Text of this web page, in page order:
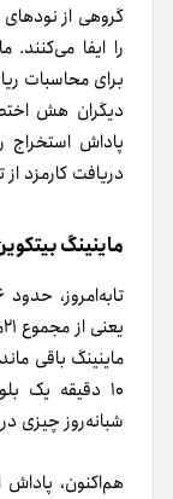
گروهی از
را ایفا می‌کنند.
برای محاسبات
دیگران هش
پاداش استخراج
دریافت کارمزد
ماینینگ
ماینینگ باقی
۱۰ دقیقه یک
شبانه‌روز چیزی درحدود ۱۴۴ بلوک